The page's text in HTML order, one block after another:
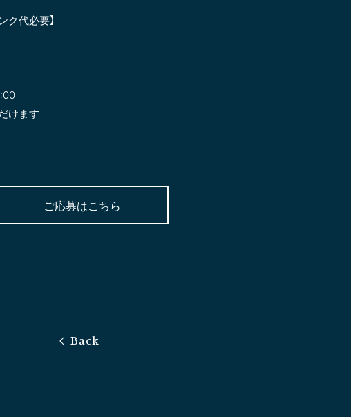
ク代必要】
けます
ご応募はこちら